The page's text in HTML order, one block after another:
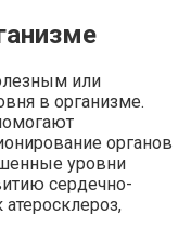
или
в организме.
органов
уровни
сердечно-